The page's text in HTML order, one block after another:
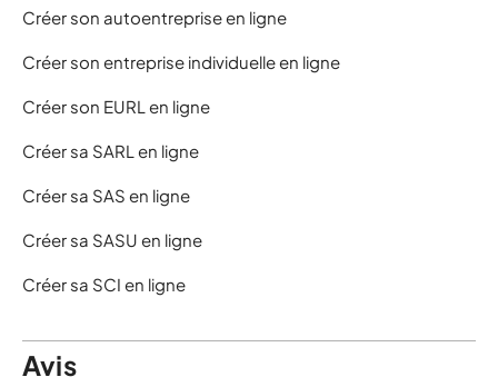
Créer son autoentreprise en ligne
Créer son entreprise individuelle en ligne
Créer son EURL en ligne
Créer sa SARL en ligne
Créer sa SAS en ligne
Créer sa SASU en ligne
Créer sa SCI en ligne
Avis